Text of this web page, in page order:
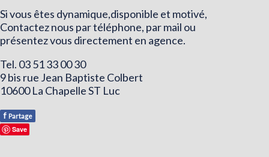
Si vous êtes dynamique,disponible et motivé,
Contactez nous par téléphone, par mail ou
présentez vous directement en agence.
Tel. 03 51 33 00 30
9 bis rue Jean Baptiste Colbert
10600 La Chapelle ST Luc
f Partage
Save